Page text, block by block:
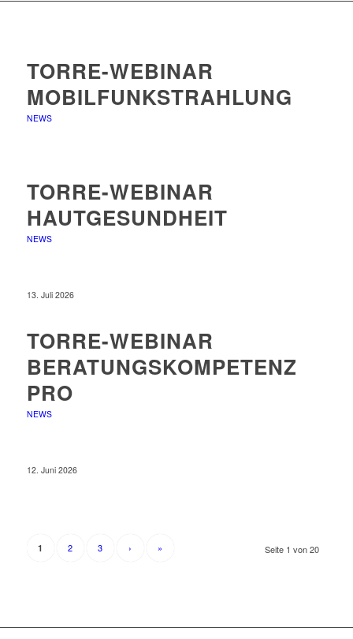
TORRE-WEBINAR
MOBILFUNKSTRAHLUNG
NEWS
TORRE-WEBINAR
HAUTGESUNDHEIT
NEWS
13. Juli 2026
TORRE-WEBINAR
BERATUNGSKOMPETENZ
PRO
NEWS
12. Juni 2026
Seite 1 von 20
1 2 3 › »